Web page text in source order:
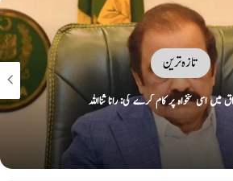
تازہ ترین
کیے امریکی و اسرائیلی طیارے نمائش کیلئے پیش کر دیے